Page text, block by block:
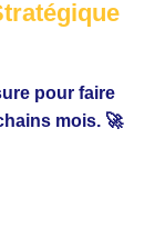
pour faire
mois. 🚀